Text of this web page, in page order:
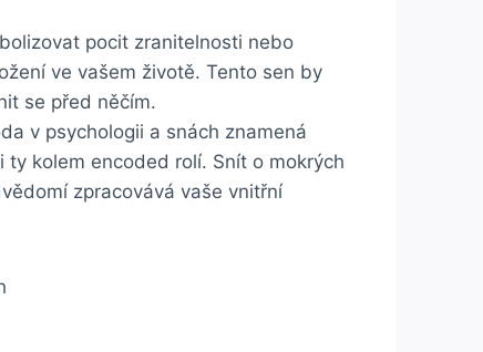
pocit zranitelnosti nebo
ve vašem životě. Tento sen by
se před něčím.
v psychologii a snách znamená
kolem encoded rolí. Snít o mokrých
zpracovává vaše vnitřní